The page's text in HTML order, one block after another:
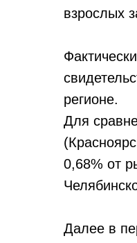
взрослых
регионе.
Для
0,68% от
Далее в